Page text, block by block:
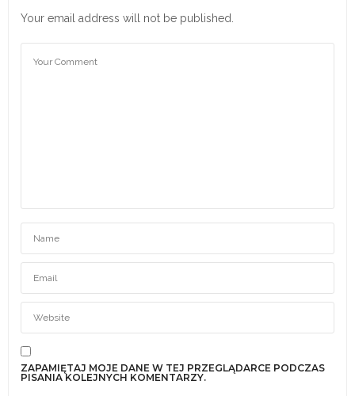
Your email address will not be published.
ZAPAMIĘTAJ MOJE DANE W TEJ PRZEGLĄDARCE PODCZAS
PISANIA KOLEJNYCH KOMENTARZY.